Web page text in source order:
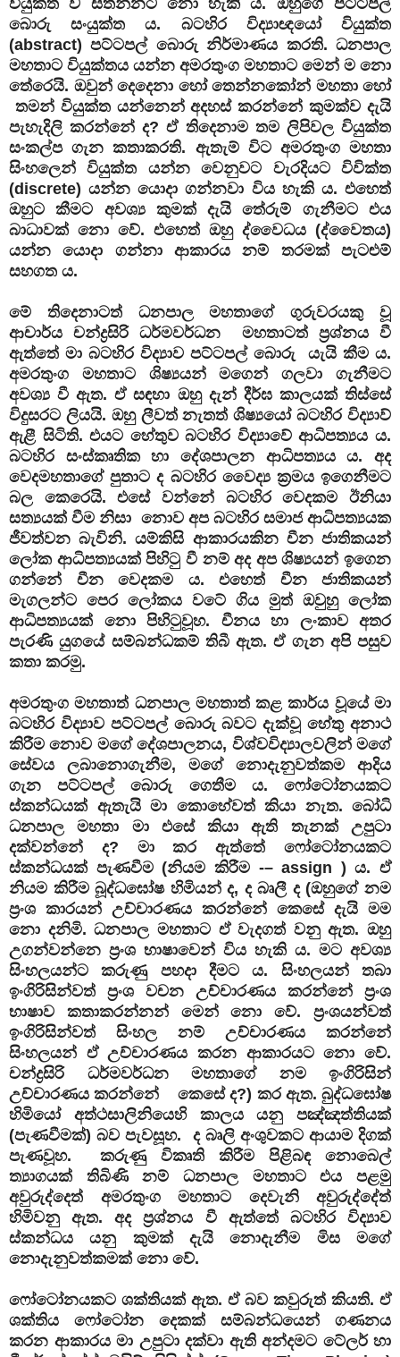
බොරු සංයුක්ත ය. බටහිර විද්‍යාඥයෝ වියුක්ත
(abstract) පට්ටපල් බොරු නිර්මාණය කරති. ධනපාල
මහතාට වියුක්තය යන්න අමරතුංග මහතාට මෙන් ම නො
තේරෙයි. ඔවුන් දෙදෙනා හෝ තෙන්නකෝන් මහතා හෝ
තමන් වියුක්ත යන්නෙන් අදහස් කරන්නේ කුමක්ව දැයි
පැහැදිලි කරන්නේ ද? ඒ තිදෙනාම තම ලිපිවල වියුක්ත
සංකල්ප ගැන කතාකරති. ඇතැම් විට අමරතුංග මහතා
සිංහලෙන් වියුක්ත යන්න වෙනුවට වැරදියට විවික්ත
(discrete) යන්න යොදා ගන්නවා විය හැකි ය. එහෙත්
ඔහුට කීමට අවශ්‍ය කුමක් දැයි තේරුම් ගැනීමට එය
බාධාවක් නො වේ. එහෙත් ඔහු ද්වෛධය (ද්වෛතය)
යන්න යොදා ගන්නා ආකාරය නම් තරමක් පැටළුම්
සහගත ය.
මේ තිදෙනාටත් ධනපාල මහතාගේ ගුරුවරයකු වූ
ආචාර්ය චන්ද්‍රසිරි ධර්මවර්ධන මහතාටත් ප්‍රශ්නය වී
ඇත්තේ මා බටහිර විද්‍යාව පට්ටපල් බොරු යැයි කීම ය.
අමරතුංග මහතාට ශිෂ්‍යයන් මගෙන් ගලවා ගැනීමට
අවශ්‍ය වී ඇත. ඒ සඳහා ඔහු දැන් දීර්ඝ කාලයක් තිස්සේ
විදුසරට ලියයි. ඔහු ලීවත් නැතත් ශිෂ්‍යයෝ බටහිර විද්‍යාව්
ඇළී සිටිති. එයට හේතුව බටහිර විද්‍යාවේ ආධිපත්‍යය ය.
බටහිර සංස්කෘතික හා දේශපාලන ආධිපත්‍යය ය. අද
වෙදමහතාගේ පුතාට ද බටහිර වෛද්‍ය ක්‍රමය ඉගෙනීමට
බල කෙරෙයි. එසේ වන්නේ බටහිර වෙදකම ඊනියා
සත්‍යයක් වීම නිසා නොව අප බටහිර සමාජ ආධිපත්‍යයක
ජීවත්වන බැවිනි. යම්කිසි ආකාරයකින චීන ජාතිකයන්
ලෝක ආධිපත්‍යයක් පිහිටු වී නම් අද අප ශිෂ්‍යයන් ඉගෙන
ගන්නේ චීන වෙදකම ය. එහෙත් චීන ජාතිකයන්
මැගලන්ට පෙර ලෝකය වටේ ගිය මුත් ඔවුහු ලෝක
ආධිපත්‍යයක් නො පිහිටුවූහ. චීනය හා ලංකාව අතර
පැරණි යුගයේ සම්බන්ධකම් තිබී ඇත. ඒ ගැන අපි පසුව
කතා කරමු.
අමරතුංග මහතාත් ධනපාල මහතාත් කළ කාර්ය වූයේ මා
බටහිර විද්‍යාව පට්ටපල් බොරු බවට දැක්වූ හේතු අනාථ
කිරීම නොව මගේ දේශපාලනය, විශ්වවිද්‍යාලවලින් මගේ
සේවය ලබානොගැනීම, මගේ නොදැනුවත්කම ආදිය
ගැන පට්ටපල් බොරු ගෙතීම ය. ෆෝටෝනයකට
ස්කන්ධයක් ඇතැයි මා කොහේවත් කියා නැත. බෝධි
ධනපාල මහතා මා එසේ කියා ඇති තැනක් උපුටා
දක්වන්නේ ද? මා කර ඇත්තේ ෆෝටෝනයකට
ස්කන්ධයක් පැණවීම (නියම කිරීම -– assign ) ය. ඒ
නියම කිරීම බූද්ධඝෝෂ හිමියන් ද, ද බෘලී ද (ඔහුගේ නම
ප්‍රංශ කාරයන් උච්චාරණය කරන්නේ කෙසේ දැයි මම
නො දනිමි. ධනපාල මහතාට ඒ වැදගත් වනු ඇත. ඔහු
උගන්වන්නෙ ප්‍රංශ භාෂාවෙන් විය හැකි ය. මට අවශ්‍ය
සිංහලයන්ට කරුණු පහදා දීමට ය. සිංහලයන් තබා
ඉංගිරිසින්වත් ප්‍රංශ වචන උච්චාරණය කරන්නේ ප්‍රංශ
භාෂාව කතාකරන්නන් මෙන් නො වේ. ප්‍රංශයන්වත්
ඉංගිරිසින්වත් සිංහල නම් උච්චාරණය කරන්නේ
සිංහලයන් ඒ උච්චාරණය කරන ආකාරයට නො වේ.
චන්ද්‍රසිරි ධර්මවර්ධන මහතාගේ නම ඉංගිරිසින්
උච්චාරණය කරන්නේ කෙසේ ද?) කර ඇත. බුද්ධඝෝෂ
හිමියෝ අත්ථසාලිනියෙහි කාලය යනු පඤ්ඤත්තියක්
(පැණවීමක්) බව පැවසූහ. ද බෘලි අංශුවකට ආයාම දිගක්
පැණවූහ. කරුණු විකෘති කිරීම පිළිබඳ නොබෙල්
ත්‍යාගයක් තිබිණි නම් ධනපාල මහතාට එය පළමු
අවුරුද්දෙත් අමරතුංග මහතාට දෙවැනි අවුරුද්දේත්
හිමිවනු ඇත. අද ප්‍රශ්නය වී ඇත්තේ බටහිර විද්‍යාව
ස්කන්ධය යනු කුමක් දැයි නොදැනීම මිස මගේ
නොදැනුවත්කමක් නො වේ.
ෆෝටෝනයකට ශක්තියක් ඇත. ඒ බව කවුරුත් කියති. ඒ
ශක්තිය ෆෝටෝන දෙකක් සම්බන්ධයෙන් ගණනය
කරන ආකාරය මා උපුටා දක්වා ඇති අන්දමට ටේලර් හා